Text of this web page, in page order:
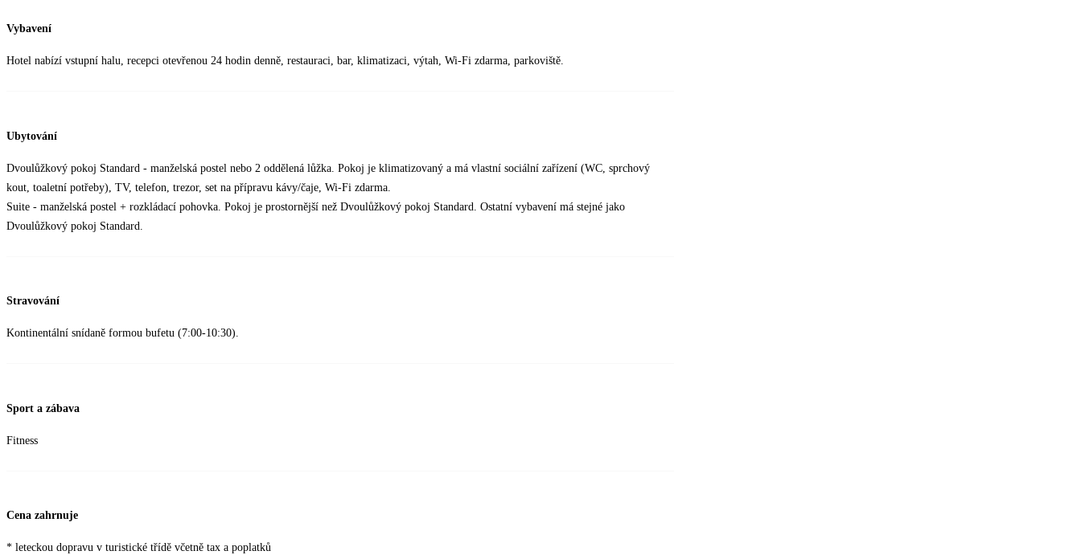
Vybavení
Hotel nabízí vstupní halu, recepci otevřenou 24 hodin denně, restauraci, bar, klimatizaci, výtah, Wi-Fi zdarma, parkoviště.
Ubytování
Dvoulůžkový pokoj Standard - manželská postel nebo 2 oddělená lůžka. Pokoj je klimatizovaný a má vlastní sociální zařízení (WC, sprchový
kout, toaletní potřeby), TV, telefon, trezor, set na přípravu kávy/čaje, Wi-Fi zdarma.
Suite - manželská postel + rozkládací pohovka. Pokoj je prostornější než Dvoulůžkový pokoj Standard. Ostatní vybavení má stejné jako
Dvoulůžkový pokoj Standard.
Stravování
Kontinentální snídaně formou bufetu (7:00-10:30).
Sport a zábava
Fitness
Cena zahrnuje
* leteckou dopravu v turistické třídě včetně tax a poplatků